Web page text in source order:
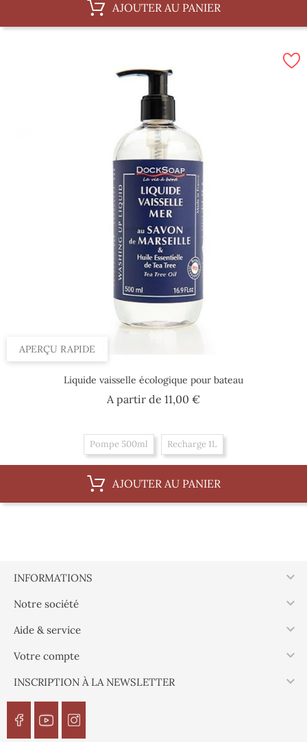
AJOUTER AU PANIER
APERÇU RAPIDE
Liquide vaisselle écologique pour bateau
A partir de 11,00 €Prix
Pompe 500ml Recharge 1L
AJOUTER AU PANIER
INFORMATIONS 
Notre société 
Aide & service 
Votre compte 
INSCRIPTION À LA NEWSLETTER 